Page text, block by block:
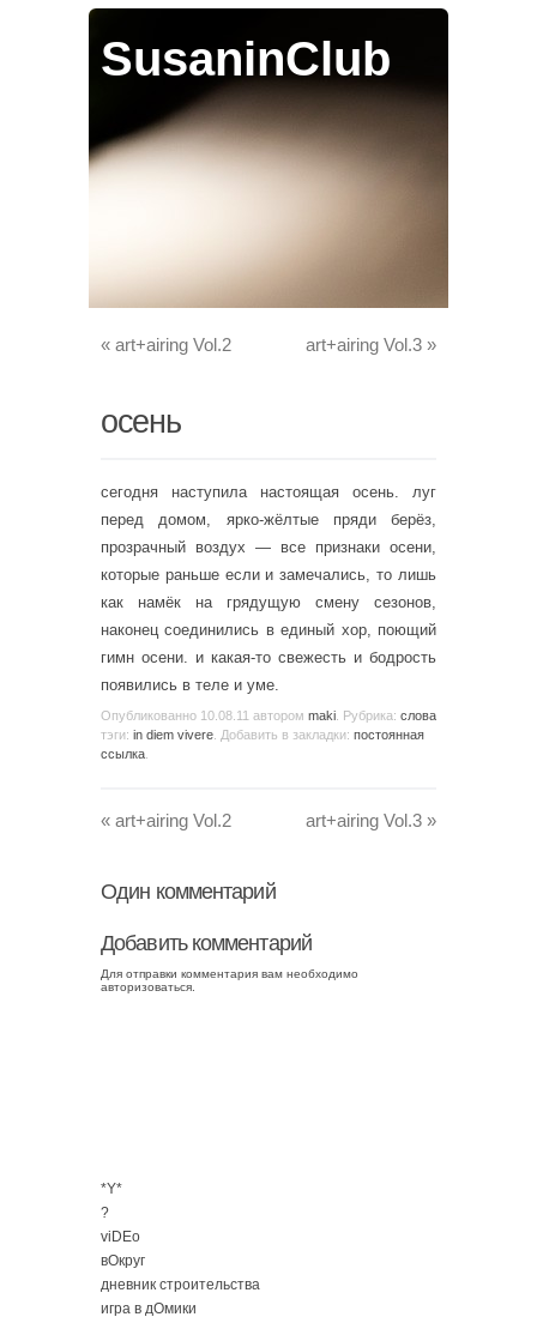
SusaninClub
« art+airing Vol.2 art+airing Vol.3 »
осень
сегодня наступила настоящая осень. луг
перед домом, ярко-жёлтые пряди берёз,
прозрачный воздух — все признаки осени,
которые раньше если и замечались, то лишь
как намёк на грядущую смену сезонов,
наконец соединились в единый хор, поющий
гимн осени. и какая-то свежесть и бодрость
появились в теле и уме.
Опубликованно 10.08.11 автором maki . Рубрика: слова
тэги: in diem vivere . Добавить в закладки: постоянная
ссылка
« art+airing Vol.2 art+airing Vol.3 »
Один комментарий
Добавить комментарий
Для отправки комментария вам необходимо
авторизоваться
*Y*
?
viDEo
вОкруг
дневник строительства
игра в дОмики